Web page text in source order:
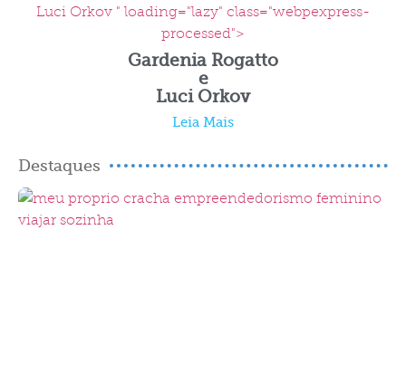
Luci Orkov " loading="lazy" class="webpexpress-
processed">
Gardenia Rogatto
e
Luci Orkov
Leia Mais
Destaques